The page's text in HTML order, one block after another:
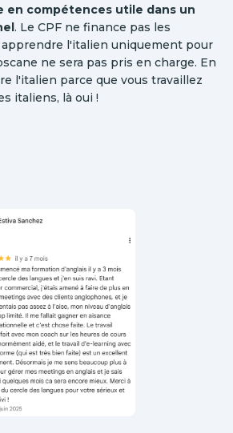
en compétences utile dans un
. Le CPF ne finance pas les
l'italien uniquement pour
ne sera pas pris en charge. En
l'italien parce que vous travaillez
italiens, là oui !